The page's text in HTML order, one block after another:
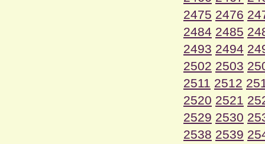
2475 2476
2484 2485
2493 2494
2502 2503
2511 2512
2520 2521
2529 2530
2538 2539